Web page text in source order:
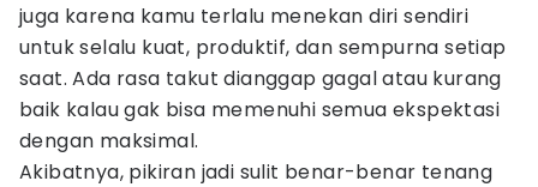
juga karena kamu terlalu menekan diri sendiri
untuk selalu kuat, produktif, dan sempurna setiap
saat. Ada rasa takut dianggap gagal atau kurang
baik kalau gak bisa memenuhi semua ekspektasi
dengan maksimal.
Akibatnya, pikiran jadi sulit benar-benar tenang